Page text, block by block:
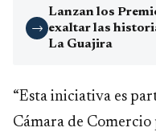
→
Lanzan los
exaltar las
La Guajira
“Esta iniciativa es
Cámara de